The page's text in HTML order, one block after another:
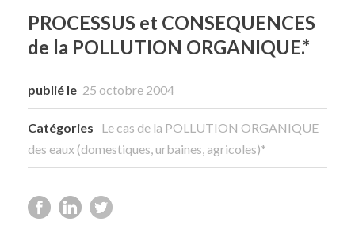
PROCESSUS et CONSEQUENCES
de la POLLUTION ORGANIQUE.*
publié le 25 octobre 2004
Catégories
Le cas de la POLLUTION ORGANIQUE
des eaux (domestiques, urbaines, agricoles)*